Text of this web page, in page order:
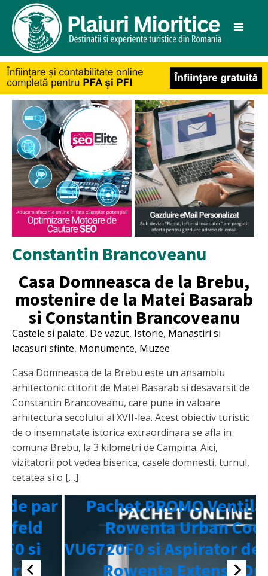
Constantin Brancoveanu
Casa Domneasca de la Brebu,
mostenire de la Matei Basarab
si Constantin Brancoveanu
Castele si palate, De vazut, Istorie, Manastiri si
lacasuri sfinte, Monumente, Muzee
Casa Domneasca de la Brebu este un ansamblu
arhitectonic ctitorit de Matei Basarab si desavarsit de
Constantin Brancoveanu, care pune in valoare
arhitectura secolului al XVII-lea. Acest obiectiv turistic
de o insemnatate istorica extraordinara se afla in
comuna Brebu, la 3 kilometri de Campina. Aici,
vizitatorii pot vedea biserica, casele domnesti, turnul,
cetatea si o […]